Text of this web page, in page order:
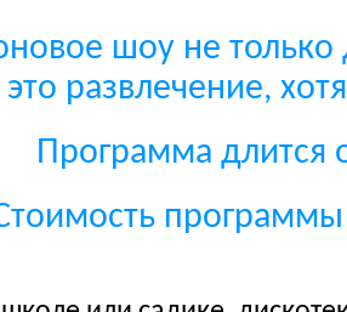
шоу не только
развлечение,
Программа длится
программы